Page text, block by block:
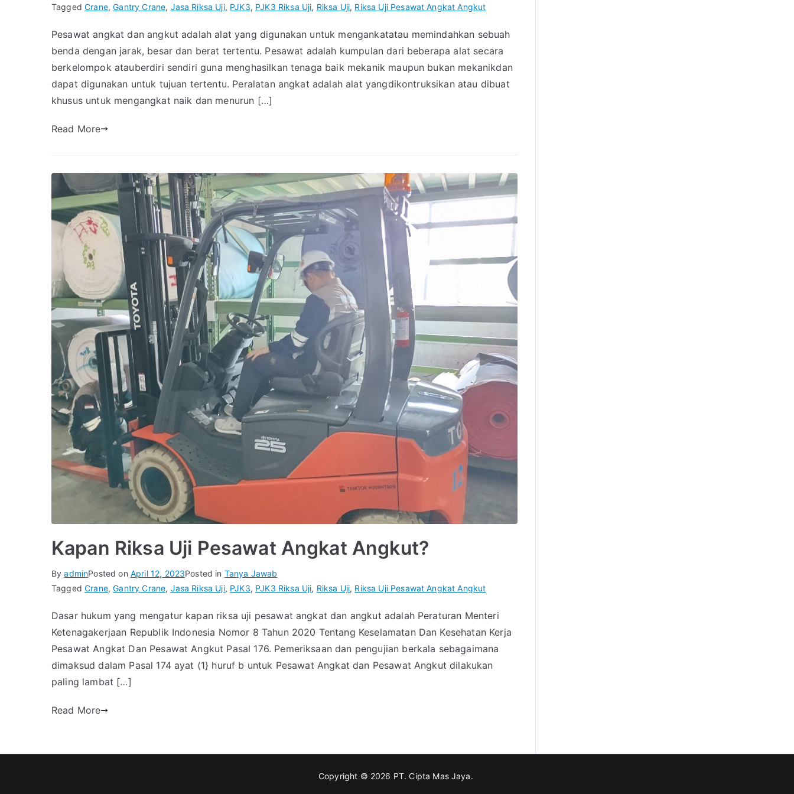
TaggedCrane,Gantry Crane, Jasa Riksa Uji, PJK3, PJK3 Riksa Uji, Riksa Uji, Riksa Uji Pesawat Angkat Angkut
Pesawat angkat dan angkut adalah alat yang digunakan untuk mengankatatau memindahkan sebuah
benda dengan jarak, besar dan berat tertentu. Pesawat adalah kumpulan dari beberapa alat secara
berkelompok atauberdiri sendiri guna menghasilkan tenaga baik mekanik maupun bukan mekanikdan
dapat digunakan untuk tujuan tertentu. Peralatan angkat adalah alat yangdikontruksikan atau dibuat
khusus untuk mengangkat naik dan menurun […]
Read More
Kapan Riksa Uji Pesawat Angkat Angkut?
ByadminPosted on April 12, 2023Posted in Tanya Jawab
TaggedCrane,Gantry Crane, Jasa Riksa Uji, PJK3, PJK3 Riksa Uji, Riksa Uji, Riksa Uji Pesawat Angkat Angkut
Dasar hukum yang mengatur kapan riksa uji pesawat angkat dan angkut adalah Peraturan Menteri
Ketenagakerjaan Republik Indonesia Nomor 8 Tahun 2020 Tentang Keselamatan Dan Kesehatan Kerja
Pesawat Angkat Dan Pesawat Angkut Pasal 176. Pemeriksaan dan pengujian berkala sebagaimana
dimaksud dalam Pasal 174 ayat (1} huruf b untuk Pesawat Angkat dan Pesawat Angkut dilakukan
paling lambat […]
Read More
Copyright © 2026 PT. Cipta Mas Jaya.